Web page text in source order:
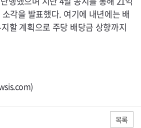
각을 발표했다. 여기에 내년에는 배
할 계획으로 주당 배당금 상향까지
목록